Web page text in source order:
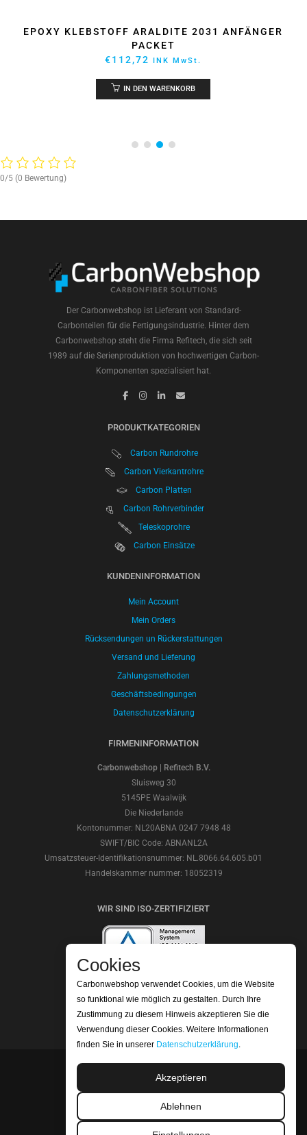
EPOXY KLEBSTOFF ARALDITE 2031 ANFÄNGER
PACKET
€112,72 INK MwSt.
IN DEN WARENKORB
0/5 (0 Bewertung)
Der Carbonwebshop ist Lieferant von Standard-
Carbonteilen für die Fertigungsindustrie. Hinter dem
Carbonwebshop steht die Firma Refitech, die sich seit
1989 auf die Serienproduktion von hochwertigen Carbon-
Komponenten spezialisiert hat.
PRODUKTKATEGORIEN
Carbon Rundrohre
Carbon Vierkantrohre
Carbon Platten
Carbon Rohrverbinder
Teleskoprohre
Carbon Einsätze
KUNDENINFORMATION
Mein Account
Mein Orders
Rücksendungen un Rückerstattungen
Versand und Lieferung
Zahlungsmethoden
Geschäftsbedingungen
Datenschutzerklärung
FIRMENINFORMATION
Carbonwebshop | Refitech B.V.
Sluisweg 30
5145PE Waalwijk
Die Niederlande
Kontonummer: NL20ABNA 0247 7948 48
SWIFT/BIC Code: ABNANL2A
Umsatzsteuer-Identifikationsnummer: NL.8066.64.605.b01
Handelskammer nummer: 18052319
WIR SIND ISO-ZERTIFIZIERT
LESEN SIE UNSERE BEWERTUNGEN
©2026 Carbonwebshop
Telefonnummer: +31 (0) 416 561365 | Email:
Cookies
Carbonwebshop verwendet Cookies, um die Website
so funktional wie möglich zu gestalten. Durch Ihre
Zustimmung zu diesem Hinweis akzeptieren Sie die
Verwendung dieser Cookies. Weitere Informationen
finden Sie in unserer Datenschutzerklärung.
Akzeptieren
Ablehnen